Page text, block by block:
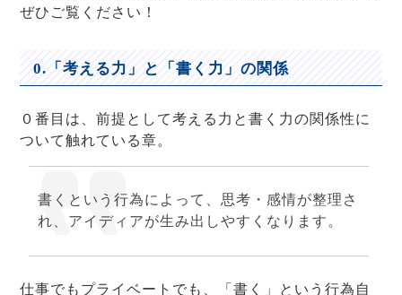
ぜひご覧ください！
0.「考える力」と「書く力」の関係
０番目は、前提として考える力と書く力の関係性に
ついて触れている章。
書くという行為によって、思考・感情が整理さ
れ、アイディアが生み出しやすくなります。
仕事でもプライベートでも、「書く」という行為自